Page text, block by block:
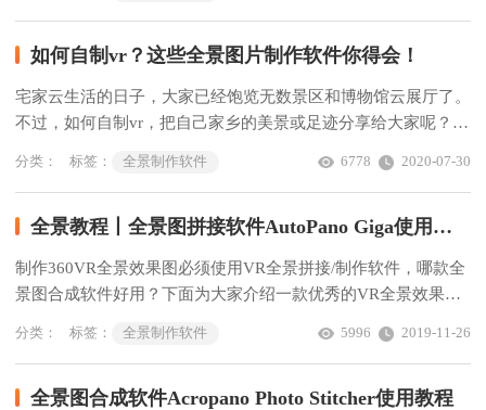
如何自制vr？这些全景图片制作软件你得会！
宅家云生活的日子，大家已经饱览无数景区和博物馆云展厅了。
不过，如何自制vr，把自己家乡的美景或足迹分享给大家呢？这
分类： 标签： 全景制作软件 2020-07-30
6778
全景教程丨全景图拼接软件AutoPano Giga使用教程
制作360VR全景效果图必须使用VR全景拼接/制作软件，哪款全
景图合成软件好用？下面为大家介绍一款优秀的VR全景效果图
分类： 标签： 全景制作软件 2019-11-26
5996
全景图合成软件Acropano Photo Stitcher使用教程